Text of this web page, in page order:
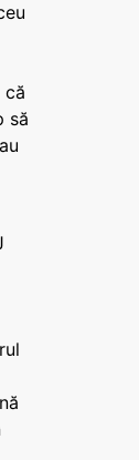
că
să